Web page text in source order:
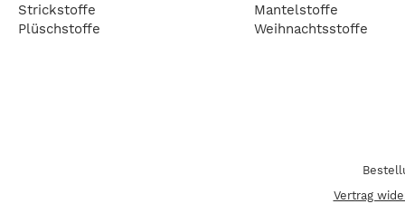
Strickstoffe
Plüschstoffe
Mantelstoffe
Weihnachtsstoffe
Vertrag